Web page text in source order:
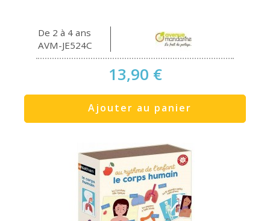
De 2 à 4 ans
AVM-JE524C
13,90 €
Ajouter au panier